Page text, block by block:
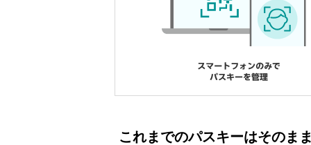
これまでのパスキーはそのま